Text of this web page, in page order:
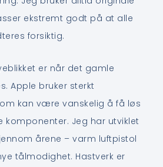
ekstremt godt på at alle
forsiktig.
er når det gamle
Apple bruker sterkt
kan være vanskelig å få løs
komponenter. Jeg har utviklet
årene – varm luftpistol
tålmodighet. Hastverk er